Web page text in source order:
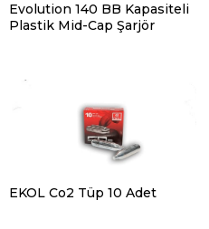
Evolution 140 BB Kapasiteli
Plastik Mid-Cap Şarjör
EKOL Co2 Tüp 10 Adet